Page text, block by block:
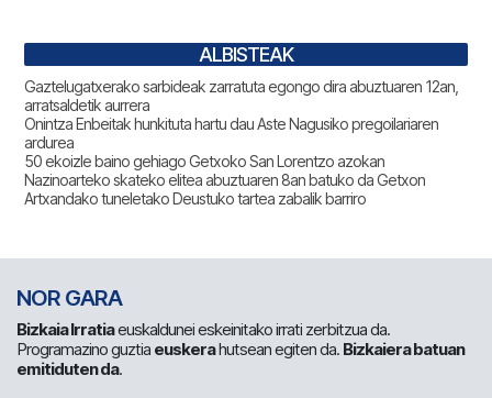
ALBISTEAK
Gaztelugatxerako sarbideak zarratuta egongo dira abuztuaren 12an,
arratsaldetik aurrera
Onintza Enbeitak hunkituta hartu dau Aste Nagusiko pregoilariaren
ardurea
50 ekoizle baino gehiago Getxoko San Lorentzo azokan
Nazinoarteko skateko elitea abuztuaren 8an batuko da Getxon
Artxandako tuneletako Deustuko tartea zabalik barriro
NOR GARA
Bizkaia Irratiaeuskaldunei eskeinitako irrati zerbitzua da.
Programazino guztia euskerahutsean egiten da. Bizkaiera batuan
emitiduten da.